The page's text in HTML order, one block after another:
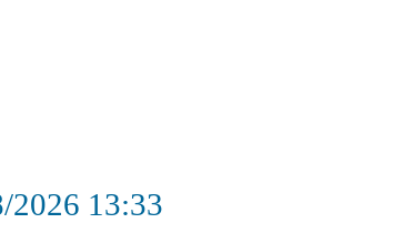
2026 13:33